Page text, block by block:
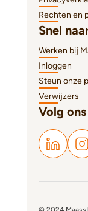
Rechten en
Snel
Werken bij
Inloggen
Steun onze
Verwijzers
Volg ons